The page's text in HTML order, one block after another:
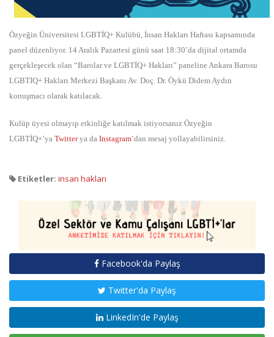
Özyeğin Üniversitesi LGBTİQ+ Kulübü, İnsan Hakları Haftası kapsamında
panel düzenliyor. 14 Aralık Pazartesi günü saat 18:30’da dijital ortamda
gerçekleşecek olan “Barolar ve LGBTİQ+ Hakları” paneline Ankara Barosu
LGBTIQ+ Hakları Merkezi Başkanı Av. Doç. Dr. Öykü Didem Aydın
konuşmacı olarak katılacak.
Kulüp üyesi olmayıp etkinliğe katılmak istiyorsanız Özyeğin
LGBTİQ+’ya Twitterya da Instagram’dan mesaj yollayabilirsiniz.
Etiketler: insan hakları
Facebook'da Paylaş
Twitter'da Paylaş
LinkedIn'de Paylaş